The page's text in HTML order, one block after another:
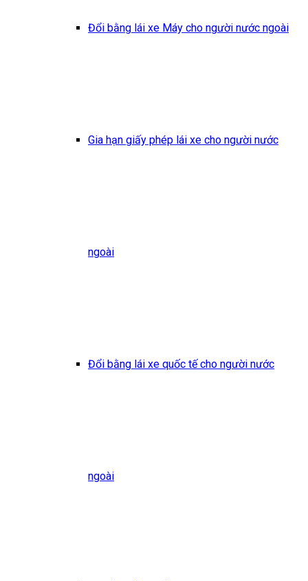
Đổi bằng lái xe Máy cho người nước ngoài
Gia hạn giấy phép lái xe cho người nước
ngoài
Đổi bằng lái xe quốc tế cho người nước
ngoài